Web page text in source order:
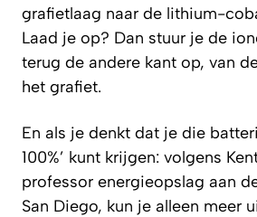
grafietlaag naar de lithium-
Laad je op? Dan stuur je de
terug de andere kant op, van
het grafiet.
En als je denkt dat je die
100%’ kunt krijgen: volgens
professor energieopslag aan
San Diego, kun je alleen meer